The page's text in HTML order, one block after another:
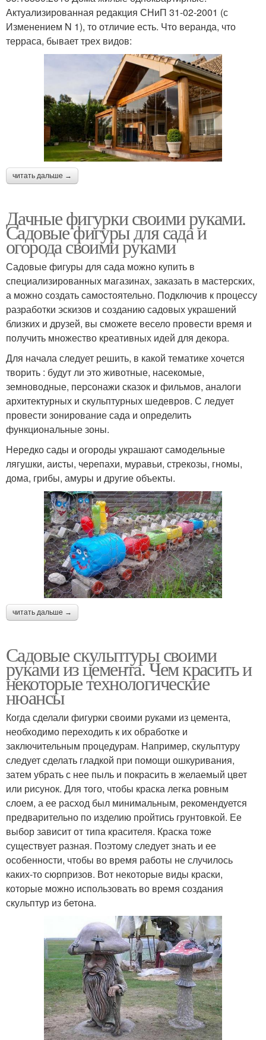
Актуализированная редакция СНиП 31-02-2001 (с
Изменением N 1), то отличие есть. Что веранда, что
терраса, бывает трех видов:
читать дальше →
Дачные фигурки своими руками.
Садовые фигуры для сада и
огорода своими руками
Садовые фигуры для сада можно купить в
специализированных магазинах, заказать в мастерских,
а можно создать самостоятельно. Подключив к процессу
разработки эскизов и созданию садовых украшений
близких и друзей, вы сможете весело провести время и
получить множество креативных идей для декора.
Для начала следует решить, в какой тематике хочется
творить : будут ли это животные, насекомые,
земноводные, персонажи сказок и фильмов, аналоги
архитектурных и скульптурных шедевров. С ледует
провести зонирование сада и определить
функциональные зоны.
Нередко сады и огороды украшают самодельные
лягушки, аисты, черепахи, муравьи, стрекозы, гномы,
дома, грибы, амуры и другие объекты.
читать дальше →
Садовые скульптуры своими
руками из цемента. Чем красить и
некоторые технологические
нюансы
Когда сделали фигурки своими руками из цемента,
необходимо переходить к их обработке и
заключительным процедурам. Например, скульптуру
следует сделать гладкой при помощи ошкуривания,
затем убрать с нее пыль и покрасить в желаемый цвет
или рисунок. Для того, чтобы краска легка ровным
слоем, а ее расход был минимальным, рекомендуется
предварительно по изделию пройтись грунтовкой. Ее
выбор зависит от типа красителя. Краска тоже
существует разная. Поэтому следует знать и ее
особенности, чтобы во время работы не случилось
каких-то сюрпризов. Вот некоторые виды краски,
которые можно использовать во время создания
скульптур из бетона.